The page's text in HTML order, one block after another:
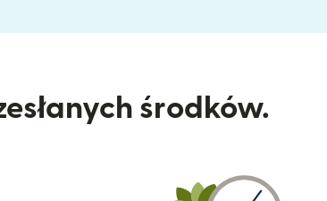
się w nowym oknie)
środków.